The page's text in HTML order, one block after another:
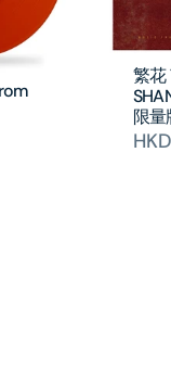
繁花
限量